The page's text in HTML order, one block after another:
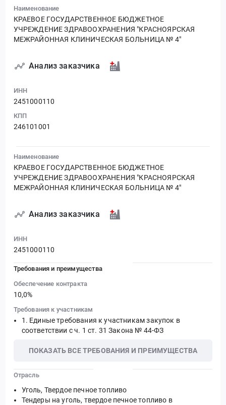
Наименование
КРАЕВОЕ ГОСУДАРСТВЕННОЕ БЮДЖЕТНОЕ
УЧРЕЖДЕНИЕ ЗДРАВООХРАНЕНИЯ "КРАСНОЯРСКАЯ
МЕЖРАЙОННАЯ КЛИНИЧЕСКАЯ БОЛЬНИЦА № 4"
Анализ заказчика
ИНН
2451000110
КПП
246101001
Наименование
КРАЕВОЕ ГОСУДАРСТВЕННОЕ БЮДЖЕТНОЕ
УЧРЕЖДЕНИЕ ЗДРАВООХРАНЕНИЯ "КРАСНОЯРСКАЯ
МЕЖРАЙОННАЯ КЛИНИЧЕСКАЯ БОЛЬНИЦА № 4"
Анализ заказчика
ИНН
2451000110
Требования и преимущества
Обеспечение контракта
10,0%
Требования к участникам
Единые требования к участникам закупок в
соответствии с ч. 1 ст. 31 Закона № 44-ФЗ
ПОКАЗАТЬ ВСЕ ТРЕБОВАНИЯ И ПРЕИМУЩЕСТВА
Отрасль
Уголь, Твердое печное топливо
Тендеры на уголь, твердое печное топливо в